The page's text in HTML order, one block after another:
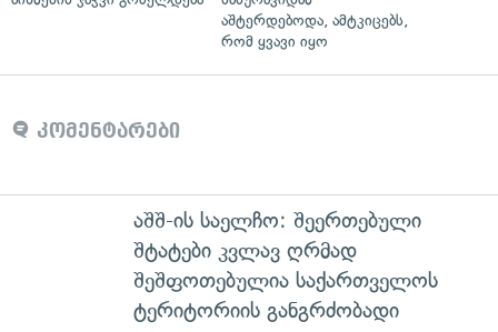
აშტერდებოდა, ამტკიცებს,
რომ ყვავი იყო
კომენტარები
აშშ-ის საელჩო: შეერთებული
შტატები კვლავ ღრმად
შეშფოთებულია საქართველოს
ტერიტორიის განგრძობადი